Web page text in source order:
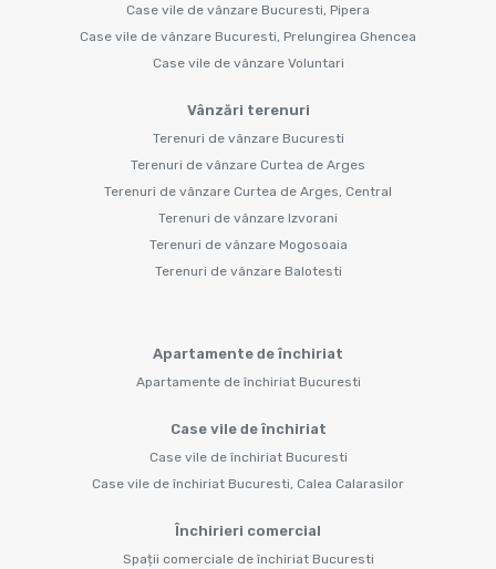
Case vile de vânzare Bucuresti, Pipera
Case vile de vânzare Bucuresti, Prelungirea Ghencea
Case vile de vânzare Voluntari
Vânzări terenuri
Terenuri de vânzare Bucuresti
Terenuri de vânzare Curtea de Arges
Terenuri de vânzare Curtea de Arges, Central
Terenuri de vânzare Izvorani
Terenuri de vânzare Mogosoaia
Terenuri de vânzare Balotesti
Apartamente de închiriat
Apartamente de închiriat Bucuresti
Case vile de închiriat
Case vile de închiriat Bucuresti
Case vile de închiriat Bucuresti, Calea Calarasilor
Închirieri comercial
Spații comerciale de închiriat Bucuresti